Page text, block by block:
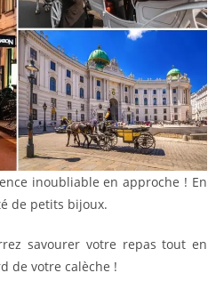
inoubliable en approche ! En
de petits bijoux.
savourer votre repas tout en
de votre calèche !